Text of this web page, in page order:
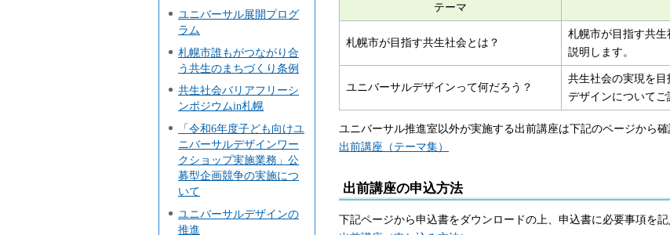
ユニバーサル展開プログ
ラム
札幌市誰もがつながり合
う共生のまちづくり条例
共生社会バリアフリーシ
ンポジウムin札幌
「令和6年度子ども向けユ
ニバーサルデザインワー
クショップ実施業務」公
募型企画競争の実施につ
いて
ユニバーサルデザインの
推進
テーマ
札幌市が目指す共生社会とは？
札幌市が目指す共
説明します。
ユニバーサルデザインって何だろう？
共生社会の実現を
デザインについてご
ユニバーサル推進室以外が実施する出前講座は下記のページから確
出前講座（テーマ集）
出前講座の申込方法
下記ページから申込書をダウンロードの上、申込書に必要事項を